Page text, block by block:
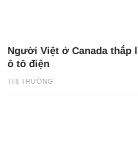
THỊ TRƯỜNG
Người Việt ở Canada thắp
ô tô điện